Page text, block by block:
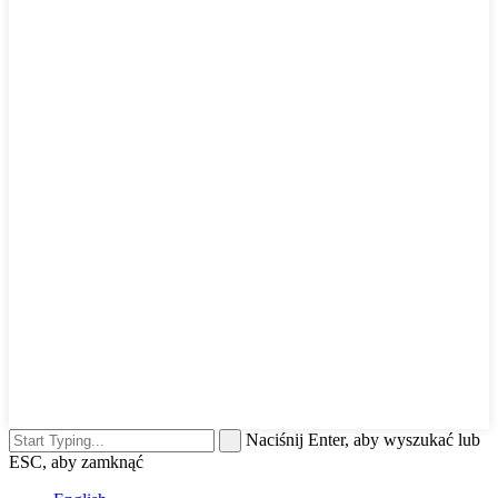
Naciśnij Enter, aby wyszukać lub
ESC, aby zamknąć